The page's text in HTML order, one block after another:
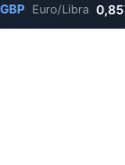
Euro/Libra 0,8570